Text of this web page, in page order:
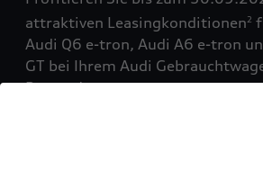
attraktiven Leasingkonditionen2
Audi Q6 e-tron, Audi A6 e-tron
GT bei Ihrem Audi
Partner!